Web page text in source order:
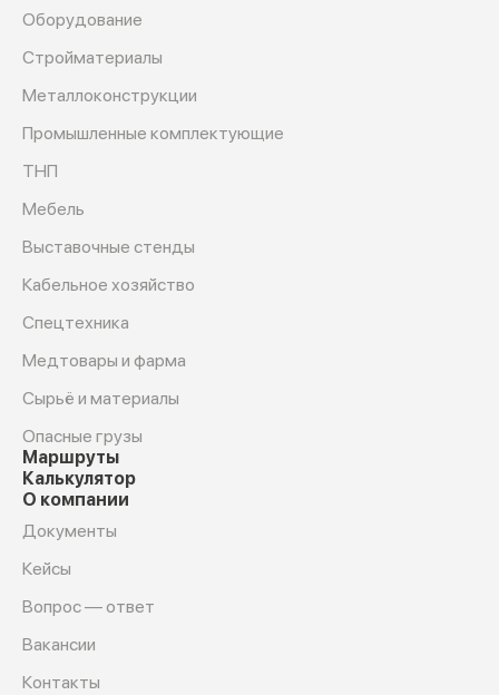
Оборудование
Cтройматериалы
Металлоконструкции
Промышленные комплектующие
ТНП
Мебель
Выставочные стенды
Кабельное хозяйство
Спецтехника
Медтовары и фарма
Сырьё и материалы
Опасные грузы
Маршруты
Калькулятор
О компании
Документы
Кейсы
Вопрос — ответ
Вакансии
Контакты